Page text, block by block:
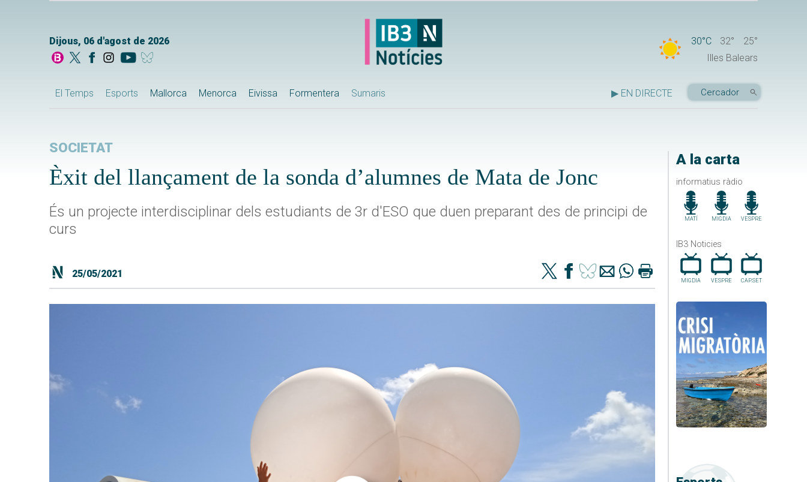
Dijous, 06 d'agost de 2026 30°C 32°
25°
Illes Balears
El Temps Esports Mallorca Menorca Eivissa Formentera Sumaris ▶ EN DIRECTE
A la carta
informatius ràdio
MATÍ MIGDIA VESPRE
IB3 Noticies
MIGDIA VESPRE CAP.SET
SOCIETAT
Èxit del llançament de la sonda d’alumnes de Mata de Jonc
És un projecte interdisciplinar dels estudiants de 3r d'ESO que duen preparant des de principi de
curs
25/05/2021